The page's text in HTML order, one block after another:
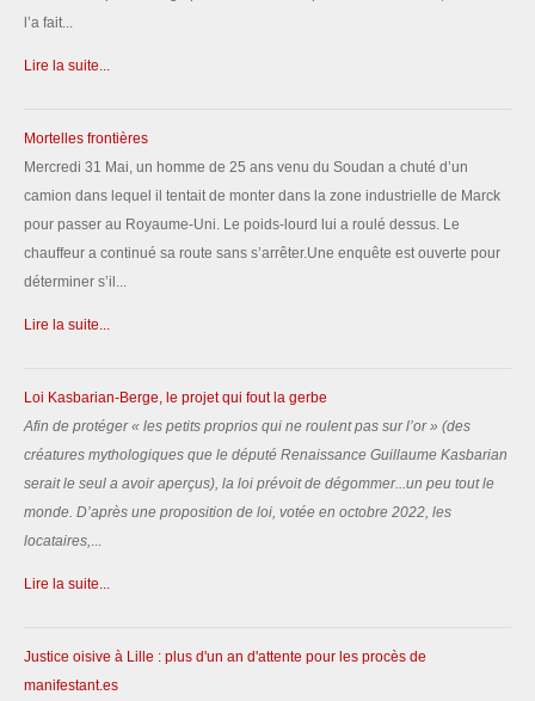
l’a fait...
Lire la suite...
Mortelles frontières
Mercredi 31 Mai, un homme de 25 ans venu du Soudan a chuté d’un
camion dans lequel il tentait de monter dans la zone industrielle de Marck
pour passer au Royaume-Uni. Le poids-lourd lui a roulé dessus. Le
chauffeur a continué sa route sans s’arrêter.Une enquête est ouverte pour
déterminer s’il...
Lire la suite...
Loi Kasbarian-Berge, le projet qui fout la gerbe
Afin de protéger « les petits proprios qui ne roulent pas sur l’or» (des
créatures mythologiques que le député Renaissance Guillaume Kasbarian
serait le seul a avoir aperçus), la loi prévoit de dégommer...un peu tout le
monde. D’après une proposition de loi, votée en octobre 2022, les
locataires,...
Lire la suite...
Justice oisive à Lille : plus d'un an d'attente pour les procès de
manifestant.es